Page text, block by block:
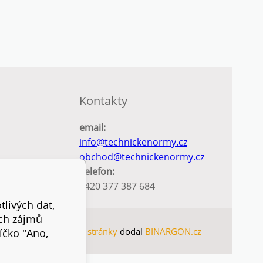
Kontakty
email:
info@technickenormy.cz
obchod@technickenormy.cz
Telefon:
+420 377 387 684
SITEMAP WWW stránky dodal BINARGON.cz
dat,
zájmů
"Ano,